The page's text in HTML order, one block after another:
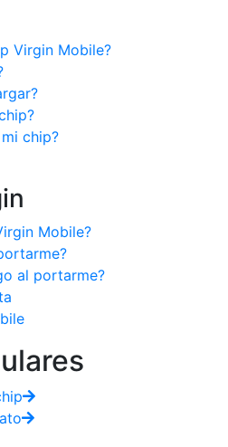
Virgin Mobile?
chip?
Mobile?
al portarme?